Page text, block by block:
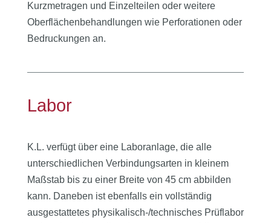
Kurzmetragen und Einzelteilen oder weitere
Oberflächenbehandlungen wie Perforationen oder
Bedruckungen an.
Labor
K.L. verfügt über eine Laboranlage, die alle
unterschiedlichen Verbindungsarten in kleinem
Maßstab bis zu einer Breite von 45 cm abbilden
kann. Daneben ist ebenfalls ein vollständig
ausgestattetes physikalisch-/technisches Prüflabor